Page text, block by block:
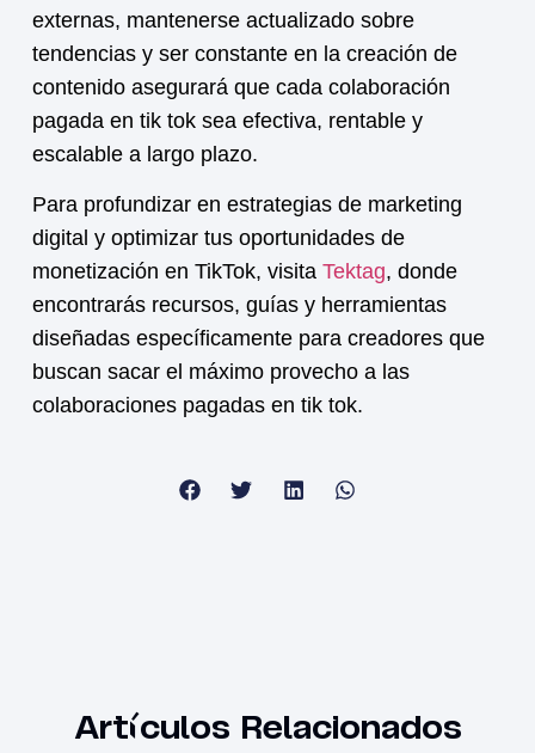
externas, mantenerse actualizado sobre
tendencias y ser constante en la creación de
contenido asegurará que cada colaboración
pagada en tik toksea efectiva, rentable y
escalable a largo plazo.
Para profundizar en estrategias de marketing
digital y optimizar tus oportunidades de
monetización en TikTok, visita Tektag, donde
encontrarás recursos, guías y herramientas
diseñadas específicamente para creadores que
buscan sacar el máximo provecho a las
colaboraciones pagadas en tik tok.
Artículos Relacionados